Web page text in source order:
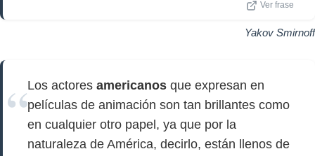
Ver frase
Yakov Smirnoff
Los actores americanos que expresan en
películas de animación son tan brillantes como
en cualquier otro papel, ya que por la
naturaleza de América, decirlo, están llenos de